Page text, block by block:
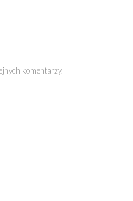
komentarzy.